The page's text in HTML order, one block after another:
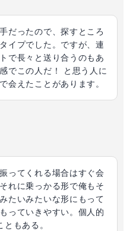
だったので、探すところ
イプでした。ですが、連
で長々と送り合うのもあ
でこの人だ！ と思う人に
会えたことがあります。
ってくれる場合はすぐ会
れに乗っかる形で俺もそ
たいみたいな形にもって
っていきやすい。個人的
もある。